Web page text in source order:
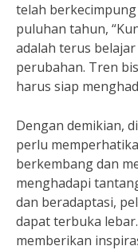
telah
puluhan tahun,
adalah terus
perubahan. Tren
harus siap
Dengan demikian,
perlu
berkembang dan
menghadapi
dan beradaptasi,
dapat terbuka
memberikan